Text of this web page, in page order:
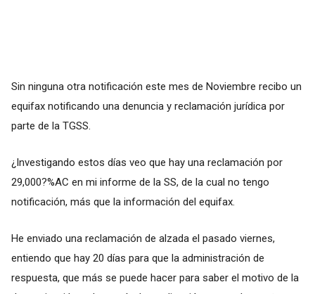
Sin ninguna otra notificación este mes de Noviembre recibo un
equifax notificando una denuncia y reclamación jurídica por
parte de la TGSS.
¿Investigando estos días veo que hay una reclamación por
29,000?%AC en mi informe de la SS, de la cual no tengo
notificación, más que la información del equifax.
He enviado una reclamación de alzada el pasado viernes,
entiendo que hay 20 días para que la administración de
respuesta, que más se puede hacer para saber el motivo de la